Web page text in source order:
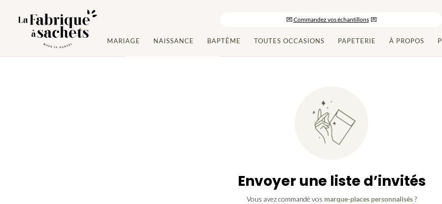
💌Commandez vos échantillons💌
MARIAGE NAISSANCE BAPTÊME TOUTES OCCASIONS PAPETERIE À PROPOS
Envoyer une liste d’invités
Vous avez commandé vos marque-places personnalisés ?